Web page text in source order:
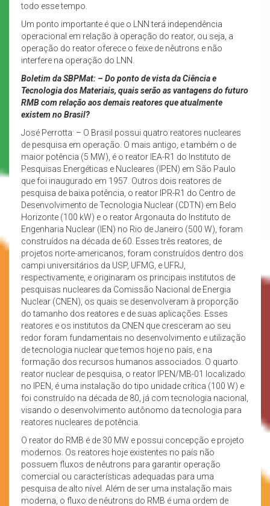
todo esse tempo.
Um ponto importante é que o LNN terá independência
operacional em relação à operação do reator, ou seja, a
operação do reator oferece o feixe de nêutrons e não
interfere na operação do LNN.
Boletim da SBPMat: – Do ponto de vista da Ciência e
Tecnologia dos Materiais, quais serão as vantagens do futuro
RMB com relação aos demais reatores que atualmente
existem no Brasil?
José Perrotta: – O Brasil possui quatro reatores nucleares
de pesquisa em operação. O mais antigo, e também o de
maior potência (5 MW), é o reator IEA-R1 do Instituto de
Pesquisas Energéticas e Nucleares (IPEN) em São Paulo
que foi inaugurado em 1957. Outros dois reatores de
pesquisa de baixa potência, o reator IPR-R1 do Centro de
Desenvolvimento de Tecnologia Nuclear (CDTN) em Belo
Horizonte (100 kW) e o reator Argonauta do Instituto de
Engenharia Nuclear (IEN) no Rio de Janeiro (500 W), foram
construídos na década de 60. Esses três reatores, de
projetos norte-americanos, foram construídos dentro dos
campi universitários da USP, UFMG, e UFRJ,
respectivamente, e originaram os principais institutos de
pesquisas nucleares da Comissão Nacional de Energia
Nuclear (CNEN), os quais se desenvolveram à proporção
do tamanho dos reatores e de suas aplicações. Esses
reatores e os institutos da CNEN que cresceram ao seu
redor foram fundamentais no desenvolvimento e utilização
de tecnologia nuclear que temos hoje no país, e na
formação dos recursos humanos associados. O quarto
reator nuclear de pesquisa, o reator IPEN/MB-01 localizado
no IPEN, é uma instalação do tipo unidade crítica (100 W) e
foi construído na década de 80, já com tecnologia nacional,
visando o desenvolvimento autônomo da tecnologia para
reatores nucleares de potência.
O reator do RMB é de 30 MW e possui concepção e projeto
modernos. Os reatores hoje existentes no país não
possuem fluxos de nêutrons para garantir operação
comercial ou características adequadas para uma
pesquisa de alto nível. Além de ser uma instalação mais
moderna, o fluxo de nêutrons do RMB é uma ordem de